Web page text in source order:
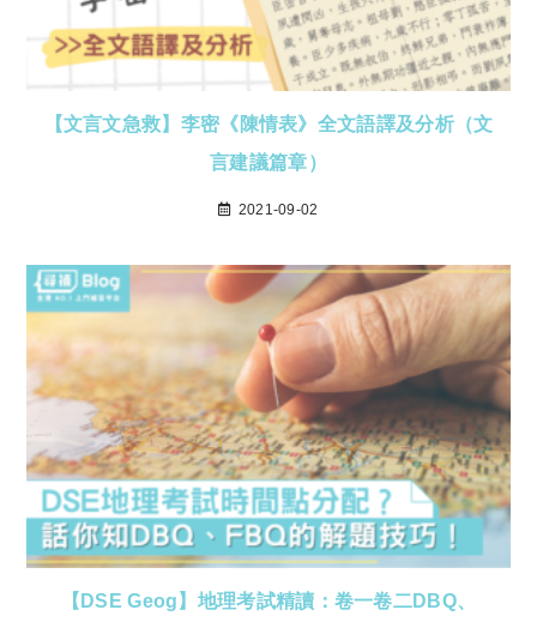
【文言文急救】李密《陳情表》全文語譯及分析（文
言建議篇章）
2021-09-02
【DSE Geog】地理考試精讀：卷一卷二DBQ、